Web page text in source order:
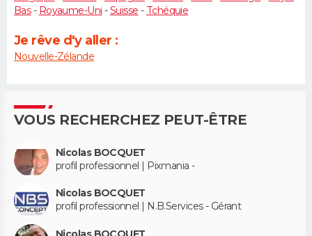
Bas- Royaume-Uni -Suisse - Tchéquie
Je rêve d'y aller :
Nouvelle-Zélande
VOUS RECHERCHEZ PEUT-ÊTRE
Nicolas BOCQUET
profil professionnel | Pixmania -
Nicolas BOCQUET
profil professionnel | N.B.Services - Gérant